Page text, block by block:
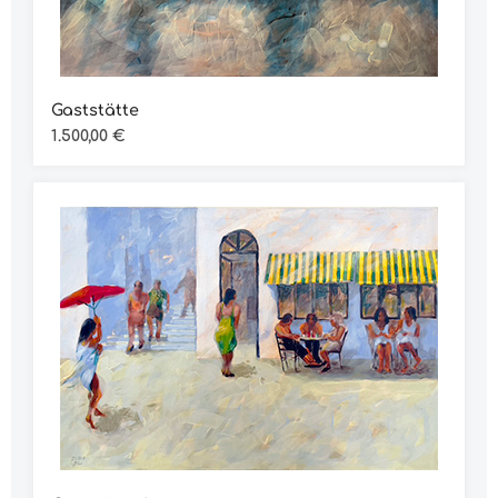
Gaststätte
Regulärer Preis:
1.500,00 €